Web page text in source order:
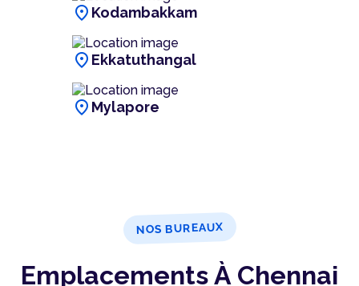
location_on Kodambakkam
location_on Ekkatuthangal
location_on Mylapore
NOS BUREAUX
Emplacements À Chennai